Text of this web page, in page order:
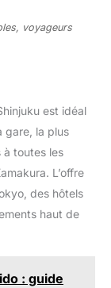
voyageurs
est idéal
gare, la plus
à toutes les
L’offre
des hôtels
haut de
: guide